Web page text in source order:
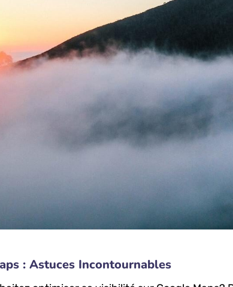
: Astuces Incontournables